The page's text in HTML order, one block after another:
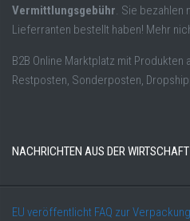
Vermittlungsgebühr. Sie bezahlen
Lieferranten bestellt haben! Mehr
B2B Online Marktplatz mit Produkten
Restposten, Sonderposten,
NACHRICHTEN AUS DER WIRTSCHAFT
EU veröffentlicht FAQ zur